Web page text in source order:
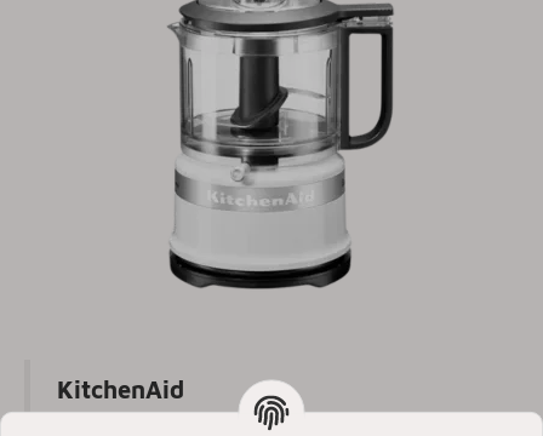
KitchenAid